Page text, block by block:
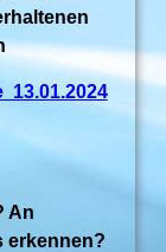
13.01.2024
An
erkennen?